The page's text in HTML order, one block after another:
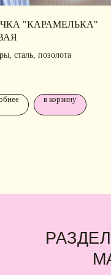
"КАРАМЕЛЬКА"
сталь, позолота
в корзину
РАЗДЕЛЫ